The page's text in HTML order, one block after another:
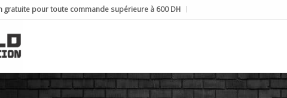
gratuite pour toute commande supérieure à 600 DH